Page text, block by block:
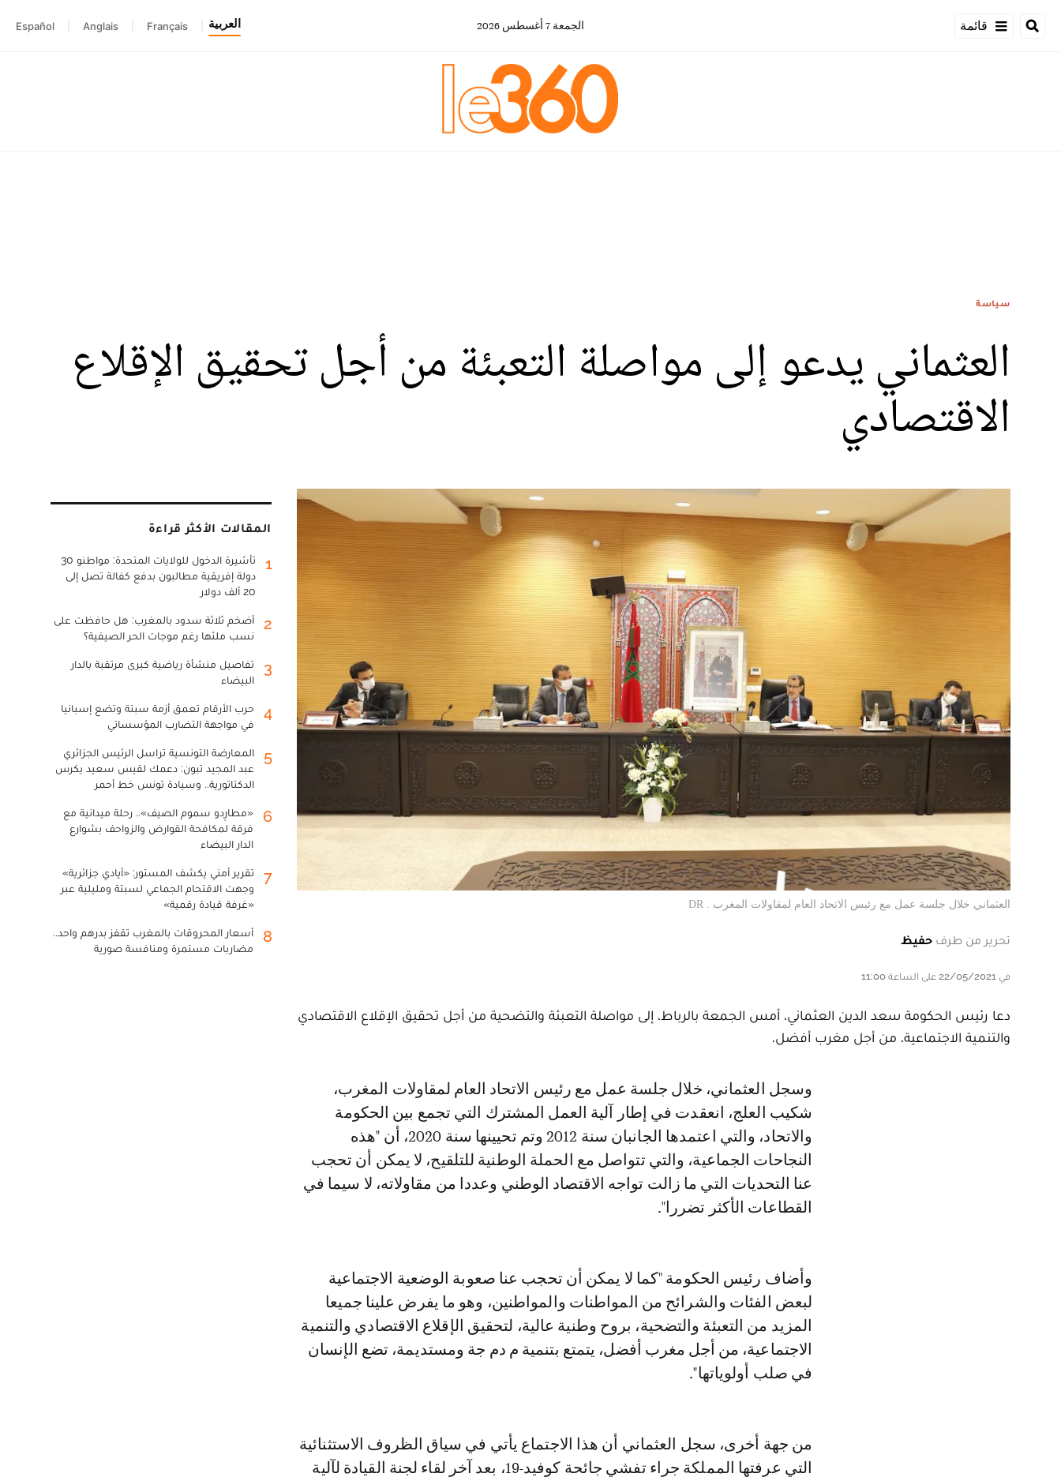
قائمة الجمعة 7 أغسطس 2026 العربية Français
Anglais
Español
سياسة
العثماني يدعو إلى مواصلة التعبئة من أجل تحقيق الإقلاع
الاقتصادي
العثماني خلال جلسة عمل مع رئيس الاتحاد العام لمقاولات المغرب . DR
تحرير من طرف حفيظ
في 22/05/2021 على الساعة 11:00
دعا رئيس الحكومة سعد الدين العثماني، أمس الجمعة بالرباط، إلى مواصلة التعبئة والتضحية من أجل تحقيق الإقلاع الاقتصادي
والتنمية الاجتماعية، من أجل مغرب أفضل.
وسجل العثماني، خلال جلسة عمل مع رئيس الاتحاد العام لمقاولات المغرب،
شكيب العلج، انعقدت في إطار آلية العمل المشترك التي تجمع بين الحكومة
والاتحاد، والتي اعتمدها الجانبان سنة 2012 وتم تحيينها سنة 2020، أن "هذه
النجاحات الجماعية، والتي تتواصل مع الحملة الوطنية للتلقيح، لا يمكن أن تحجب
عنا التحديات التي ما زالت تواجه الاقتصاد الوطني وعددا من مقاولاته، لا سيما في
القطاعات الأكثر تضررا".
وأضاف رئيس الحكومة "كما لا يمكن أن تحجب عنا صعوبة الوضعية الاجتماعية
لبعض الفئات والشرائح من المواطنات والمواطنين، وهو ما يفرض علينا جميعا
المزيد من التعبئة والتضحية، بروح وطنية عالية، لتحقيق الإقلاع الاقتصادي والتنمية
الاجتماعية، من أجل مغرب أفضل، يتمتع بتنمية م دم جة ومستديمة، تضع الإنسان
في صلب أولوياتها".
من جهة أخرى، سجل العثماني أن هذا الاجتماع يأتي في سياق الظروف الاستثنائية
التي عرفتها المملكة جراء تفشي جائحة كوفيد-19، بعد آخر لقاء لجنة القيادة لآلية
المقالات الأكثر قراءة
1
تأشيرة الدخول للولايات المتحدة: مواطنو 30
دولة إفريقية مطالبون بدفع كفالة تصل إلى
20 ألف دولار
2
أضخم ثلاثة سدود بالمغرب: هل حافظت على
نسب ملئها رغم موجات الحر الصيفية؟
3
تفاصيل منشأة رياضية كبرى مرتقبة بالدار
البيضاء
4
حرب الأرقام تعمق أزمة سبتة وتضع إسبانيا
في مواجهة التضارب المؤسساتي
5
المعارضة التونسية تراسل الرئيس الجزائري
عبد المجيد تبون: دعمك لقيس سعيد يكرس
الدكتاتورية.. وسيادة تونس خط أحمر
6
«مطارِدو سموم الصيف».. رحلة ميدانية مع
فرقة لمكافحة القوارض والزواحف بشوارع
الدار البيضاء
7
تقرير أمني يكشف المستور: «أيادي جزائرية»
وجهت الاقتحام الجماعي لسبتة ومليلية عبر
«غرفة قيادة رقمية»
8
أسعار المحروقات بالمغرب تقفز بدرهم واحد..
مضاربات مستمرة ومنافسة صورية